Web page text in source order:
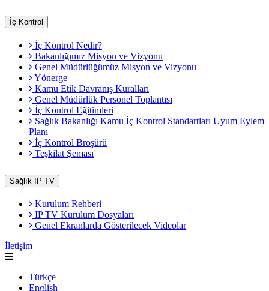
İç Kontrol
İç Kontrol Nedir?
Bakanlığımız Misyon ve Vizyonu
Genel Müdürlüğümüz Misyon ve Vizyonu
Yönerge
Kamu Etik Davranış Kuralları
Genel Müdürlük Personel Toplantısı
İç Kontrol Eğitimleri
Sağlık Bakanlığı Kamu İç Kontrol Standartları Uyum Eylem
Planı
İç Kontrol Broşürü
Teşkilat Şeması
Sağlık IP TV
Kurulum Rehberi
IP TV Kurulum Dosyaları
Genel Ekranlarda Gösterilecek Videolar
İletişim
Türkçe
English